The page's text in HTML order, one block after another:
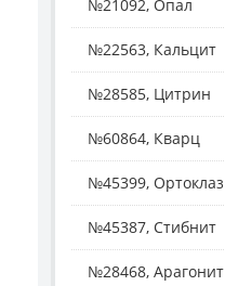
№21092, Опал
№22563, Кальцит
№28585, Цитрин
№60864, Кварц
№45399, Ортоклаз
№45387, Стибнит
№28468, Арагонит